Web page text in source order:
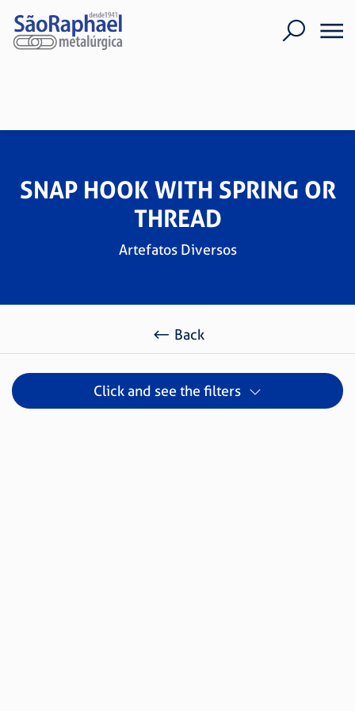
SNAP HOOK WITH SPRING OR
THREAD
Artefatos Diversos
Back
Click and see the filters